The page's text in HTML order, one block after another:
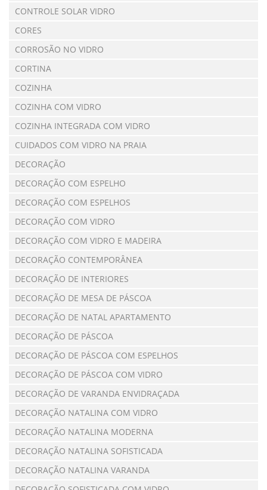
CONTROLE SOLAR VIDRO
CORES
CORROSÃO NO VIDRO
CORTINA
COZINHA
COZINHA COM VIDRO
COZINHA INTEGRADA COM VIDRO
CUIDADOS COM VIDRO NA PRAIA
DECORAÇÃO
DECORAÇÃO COM ESPELHO
DECORAÇÃO COM ESPELHOS
DECORAÇÃO COM VIDRO
DECORAÇÃO COM VIDRO E MADEIRA
DECORAÇÃO CONTEMPORÂNEA
DECORAÇÃO DE INTERIORES
DECORAÇÃO DE MESA DE PÁSCOA
DECORAÇÃO DE NATAL APARTAMENTO
DECORAÇÃO DE PÁSCOA
DECORAÇÃO DE PÁSCOA COM ESPELHOS
DECORAÇÃO DE PÁSCOA COM VIDRO
DECORAÇÃO DE VARANDA ENVIDRAÇADA
DECORAÇÃO NATALINA COM VIDRO
DECORAÇÃO NATALINA MODERNA
DECORAÇÃO NATALINA SOFISTICADA
DECORAÇÃO NATALINA VARANDA